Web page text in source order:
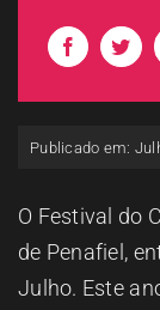
Publicado em:
O Festival do
de Penafiel,
Julho. Este